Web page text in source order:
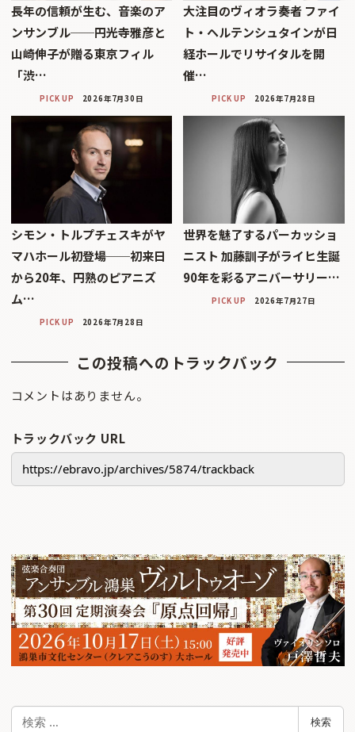
長年の信頼が生む、音楽のア
ンサンブル──円光寺雅彦と
山崎伸子が贈る東京フィル
「渋…
PICK UP 2026年7月30日
大注目のヴィオラ奏者 ファイ
ト・ヘルテンシュタインが日
経ホールでリサイタルを開
催…
PICK UP 2026年7月28日
シモン・トルプチェスキがヤ
マハホール初登場──初来日
から20年、円熟のピアニズ
ム…
PICK UP 2026年7月28日
世界を魅了するパーカッショ
ニスト 加藤訓子がライヒ生誕
90年を彩るアニバーサリー…
PICK UP 2026年7月27日
この投稿へのトラックバック
コメントはありません。
トラックバック URL
検
検索